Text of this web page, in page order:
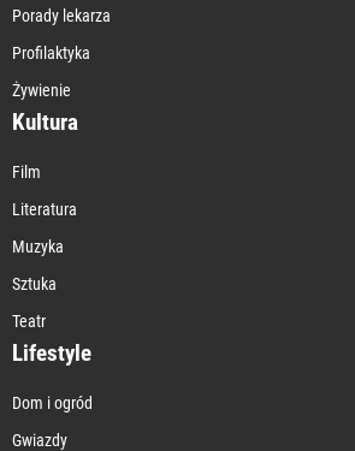
Porady lekarza
Profilaktyka
Żywienie
Kultura
Film
Literatura
Muzyka
Sztuka
Teatr
Lifestyle
Dom i ogród
Gwiazdy